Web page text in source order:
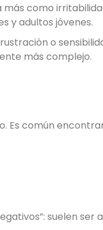
más como
y adultos jóvenes.
o
más complejo.
Es común
suelen